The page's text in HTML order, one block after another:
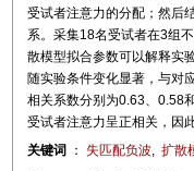
受试者注意力的分配；然后
系。采集18名受试者在3组
散模型拟合参数可以解释实
随实验条件变化显著，与对
相关系数分别为0.63、0.58
受试者注意力呈正相关，因
关键词
： 失匹配负波, 扩散